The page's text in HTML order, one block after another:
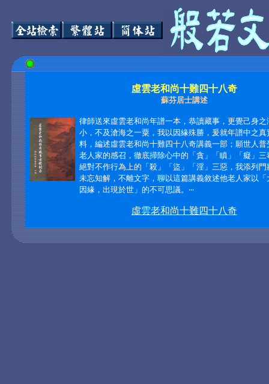
虛雲老和尚十難四十八奇
蘇芬居士講述
律師送來虛雲老和尚年譜一本，恭讀藏事，更覺己身之
小，不及滄海之一粟，我以因緣殊勝，爰就年譜中之真
料，編述虛雲老和尚十難四十八奇講義一部； 願世人普
老人家的感召，徹底掃除心中的「貪」「瞋」「癡」三
絕對不作行為上的「殺」「盜」「淫」三惡，我添列門
未忘知解，不離文字，聊以這篇講義敘述他老人家以「
因緣，出現於世」的不可思議。‧‧‧
虛雲老和尚十難四十八奇